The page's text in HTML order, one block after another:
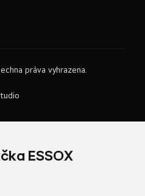
práva vyhrazena.
ESSOX